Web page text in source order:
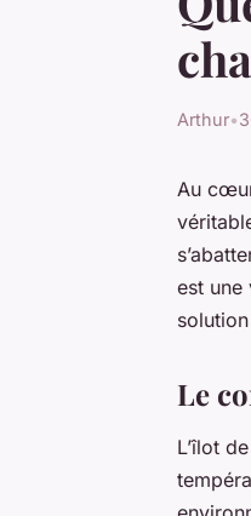
Arthur•
Au
est une
Le
L’îlot